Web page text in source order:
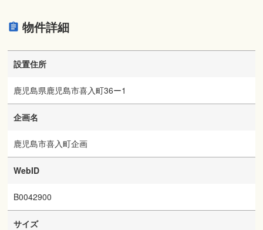
物件詳細
設置住所
鹿児島県鹿児島市喜入町36ー1
企画名
鹿児島市喜入町企画
WebID
B0042900
サイズ